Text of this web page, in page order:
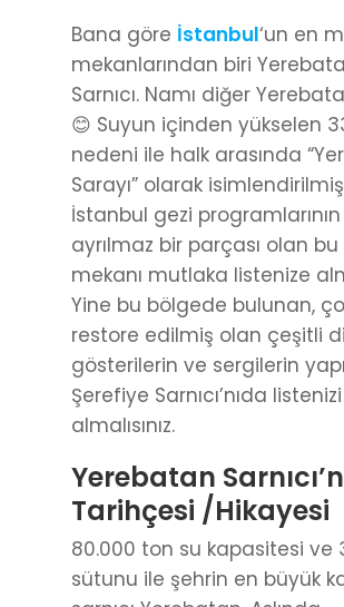
Bana göre İstanbul‘un en
mekanlarından biri
Sarnıcı. Namı diğer
😊 Suyun içinden yükselen
nedeni ile halk arasında
Sarayı” olarak
İstanbul gezi programlarının
ayrılmaz bir parçası olan
mekanı mutlaka listenize
Yine bu bölgede bulunan,
restore edilmiş olan çeşitli
gösterilerin ve sergilerin
Şerefiye Sarnıcı’nıda listenizi
almalısınız.
Yerebatan
Tarihçesi /Hikayesi
80.000 ton su kapasitesi ve
sütunu ile şehrin en büyük